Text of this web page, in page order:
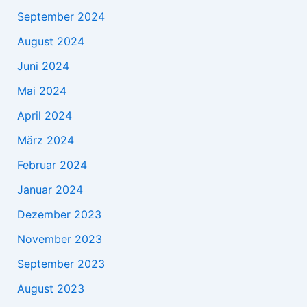
September 2024
August 2024
Juni 2024
Mai 2024
April 2024
März 2024
Februar 2024
Januar 2024
Dezember 2023
November 2023
September 2023
August 2023